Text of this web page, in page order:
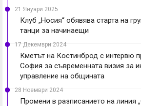
21 Януари 2025
Клуб „Носия“ обявява старта на
танци за начинаещи
17 Декември 2024
Кметът на Костинброд с интервю
София за съвременната визия за
управление на общината
28 Ноември 2024
Промени в разписанието на линия